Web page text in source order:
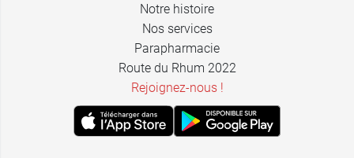
Notre histoire
Nos services
Parapharmacie
Route du Rhum 2022
Rejoignez-nous !